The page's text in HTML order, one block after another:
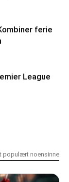
ferie
League
populært noensinne